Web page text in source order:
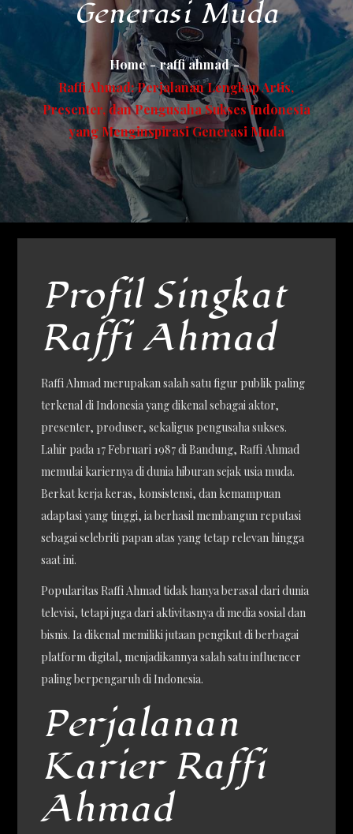
Generasi Muda
Home
raffi ahmad
Raffi Ahmad: Perjalanan Lengkap Artis,
Presenter, dan Pengusaha Sukses Indonesia
yang Menginspirasi Generasi Muda
Profil Singkat
Raffi Ahmad
Raffi Ahmad merupakan salah satu figur publik paling
terkenal di Indonesia yang dikenal sebagai aktor,
presenter, produser, sekaligus pengusaha sukses.
Lahir pada 17 Februari 1987 di Bandung, Raffi Ahmad
memulai kariernya di dunia hiburan sejak usia muda.
Berkat kerja keras, konsistensi, dan kemampuan
adaptasi yang tinggi, ia berhasil membangun reputasi
sebagai selebriti papan atas yang tetap relevan hingga
saat ini.
Popularitas Raffi Ahmad tidak hanya berasal dari dunia
televisi, tetapi juga dari aktivitasnya di media sosial dan
bisnis. Ia dikenal memiliki jutaan pengikut di berbagai
platform digital, menjadikannya salah satu influencer
paling berpengaruh di Indonesia.
Perjalanan
Karier Raffi
Ahmad